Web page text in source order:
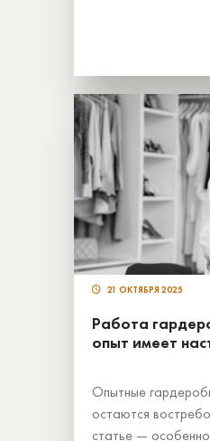
21 ОКТЯБРЯ 2025
Работа
опыт имеет
Опытные
остаются
статье —